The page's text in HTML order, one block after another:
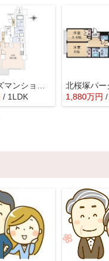
/ 1LDK
北桜塚パー
1,880万円